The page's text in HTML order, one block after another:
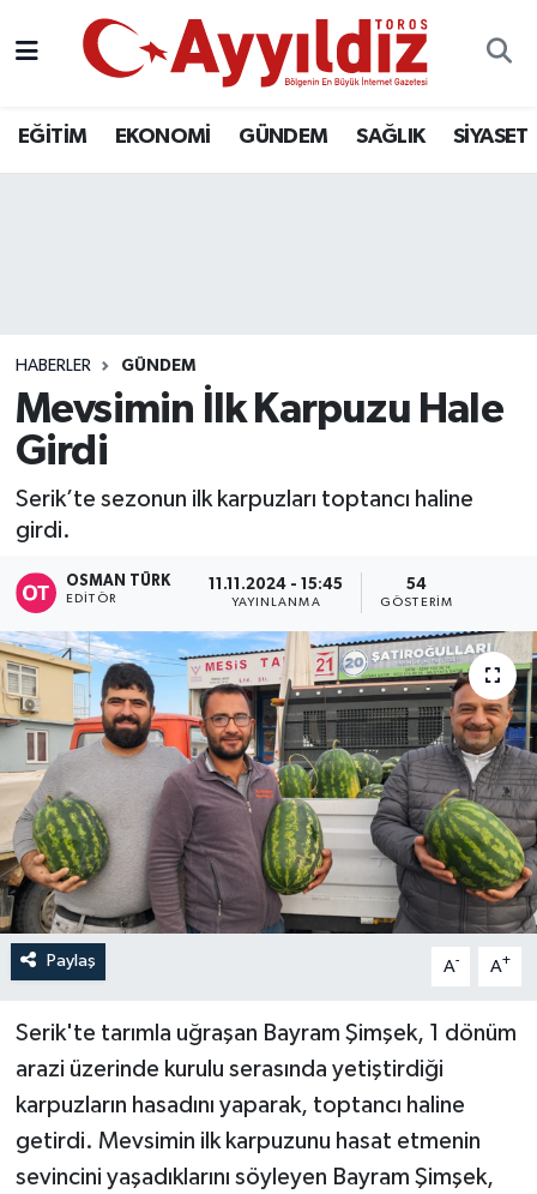
EĞİTİM EKONOMİ GÜNDEM SAĞLIK SİYASET
HABERLER GÜNDEM
Mevsimin İlk Karpuzu Hale
Girdi
Serik’te sezonun ilk karpuzları toptancı haline
girdi.
OSMAN TÜRK
EDITÖR
11.11.2024 - 15:45
YAYINLANMA
54
GÖSTERIM
Paylaş A- A+
Serik'te tarımla uğraşan Bayram Şimşek, 1 dönüm
arazi üzerinde kurulu serasında yetiştirdiği
karpuzların hasadını yaparak, toptancı haline
getirdi. Mevsimin ilk karpuzunu hasat etmenin
sevincini yaşadıklarını söyleyen Bayram Şimşek,